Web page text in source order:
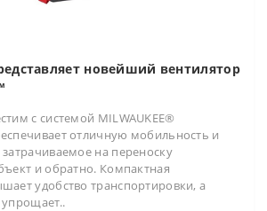
новейший вентилятор
с системой MILWAUKEE®
отличную мобильность и
на переноску
и обратно. Компактная
удобство транспортировки, а
упрощает..